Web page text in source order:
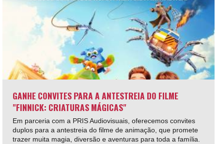
GANHE CONVITES PARA A ANTESTREIA DO FILME
"FINNICK: CRIATURAS MÁGICAS"
Em parceria com a PRIS Audiovisuais, oferecemos convites
duplos para a antestreia do filme de animação, que promete
trazer muita magia, diversão e aventuras para toda a família.